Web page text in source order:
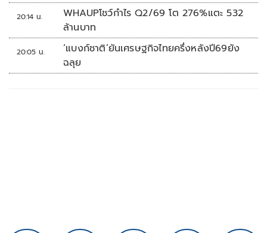
20:14 น.
WHAUPโชว์กำไร Q2/69 โต 276%แตะ 532
ล้านบาท
20:05 น.
‘แบงก์ชาติ’ยันเศรษฐกิจไทยครึ่งหลังปี69ยัง
ฉลุย